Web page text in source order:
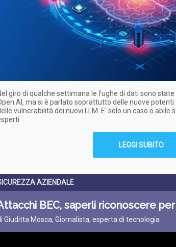
giro di qualche settimana le fughe di dati sono
AI, ma si è parlato soprattutto delle nuove
vulnerabilità dei nuovi LLM. E' solo un caso o
LEGGI SUBITO
AZIENDALE
BEC, saperli riconoscere
Giuditta Mosca, Giornalista, esperta di tecnologia